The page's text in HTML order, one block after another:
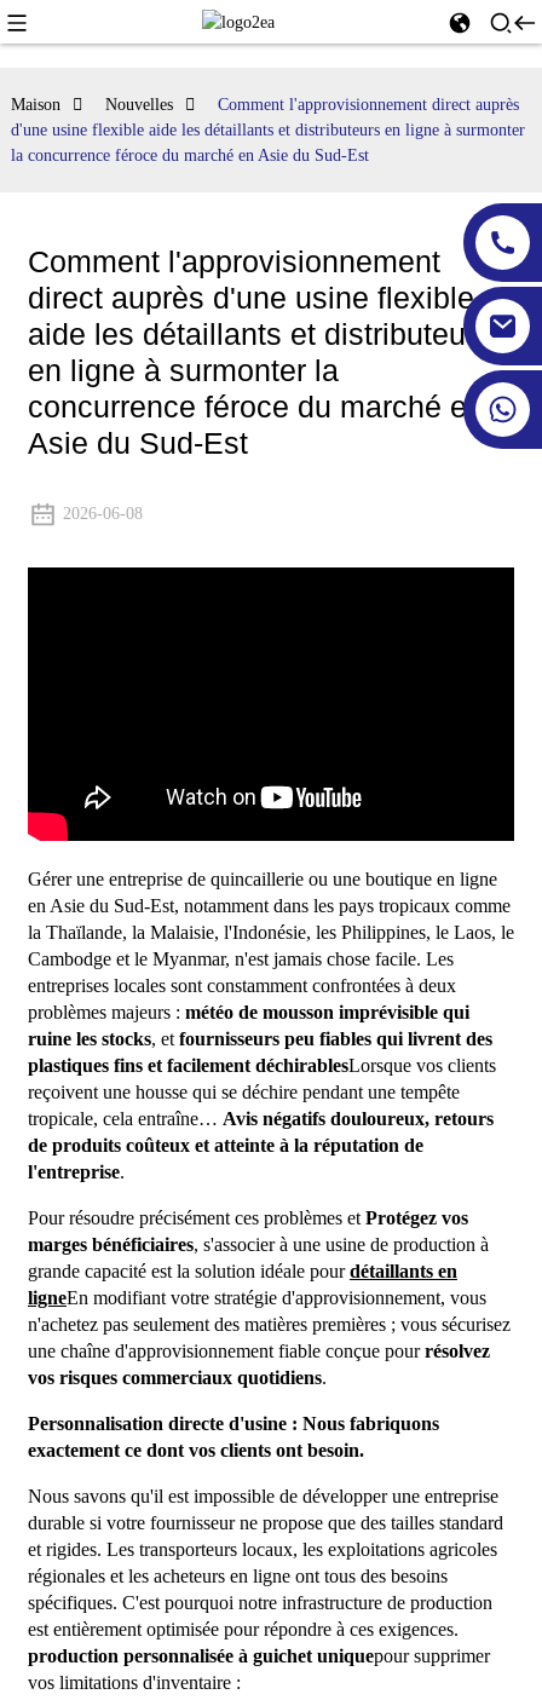
Maison Nouvelles
Comment l'approvisionnement direct auprès
d'une usine flexible aide les détaillants et distributeurs en ligne à surmonter
la concurrence féroce du marché en Asie du Sud-Est
Comment l'approvisionnement
direct auprès d'une usine flexible
aide les détaillants et distributeurs
en ligne à surmonter la
concurrence féroce du marché en
Asie du Sud-Est
2026-06-08
Gérer une entreprise de quincaillerie ou une boutique en ligne
en Asie du Sud-Est, notamment dans les pays tropicaux comme
la Thaïlande, la Malaisie, l'Indonésie, les Philippines, le Laos, le
Cambodge et le Myanmar, n'est jamais chose facile. Les
entreprises locales sont constamment confrontées à deux
problèmes majeurs : météo de mousson imprévisible qui
ruine les stocks, et fournisseurs peu fiables qui livrent des
plastiques fins et facilement déchirablesLorsque vos clients
reçoivent une housse qui se déchire pendant une tempête
tropicale, cela entraîne… Avis négatifs douloureux, retours
de produits coûteux et atteinte à la réputation de
l'entreprise.
Pour résoudre précisément ces problèmes et Protégez vos
marges bénéficiaires, s'associer à une usine de production à
grande capacité est la solution idéale pourdétaillants en
ligneEn modifiant votre stratégie d'approvisionnement, vous
n'achetez pas seulement des matières premières ; vous sécurisez
une chaîne d'approvisionnement fiable conçue pourrésolvez
vos risques commerciaux quotidiens.
Personnalisation directe d'usine : Nous fabriquons
exactement ce dont vos clients ont besoin.
Nous savons qu'il est impossible de développer une entreprise
durable si votre fournisseur ne propose que des tailles standard
et rigides. Les transporteurs locaux, les exploitations agricoles
régionales et les acheteurs en ligne ont tous des besoins
spécifiques. C'est pourquoi notre infrastructure de production
est entièrement optimisée pour répondre à ces exigences.
production personnalisée à guichet uniquepour supprimer
vos limitations d'inventaire :